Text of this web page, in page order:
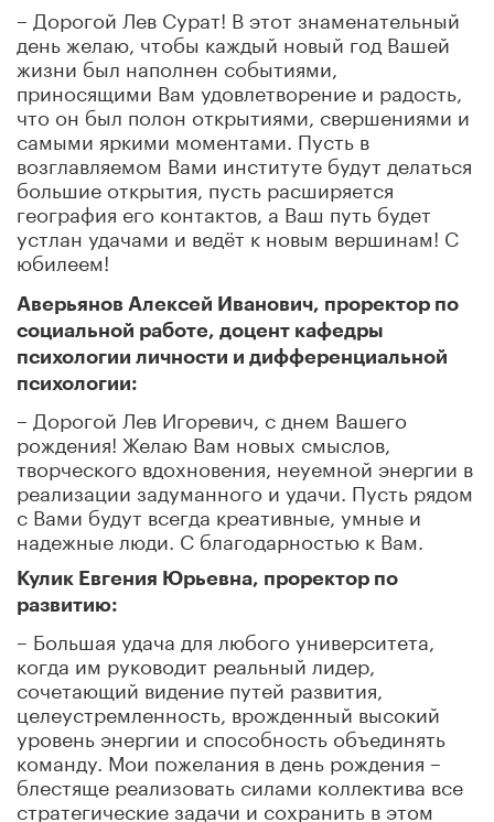
– Дорогой Лев Сурат! В этот знаменательный
день желаю, чтобы каждый новый год Вашей
жизни был наполнен событиями,
приносящими Вам удовлетворение и радость,
что он был полон открытиями, свершениями и
самыми яркими моментами. Пусть в
возглавляемом Вами институте будут делаться
большие открытия, пусть расширяется
география его контактов, а Ваш путь будет
устлан удачами и ведёт к новым вершинам! С
юбилеем!
Аверьянов Алексей Иванович, проректор по
социальной работе, доцент кафедры
психологии личности и дифференциальной
психологии:
– Дорогой Лев Игоревич, с днем Вашего
рождения! Желаю Вам новых смыслов,
творческого вдохновения, неуемной энергии в
реализации задуманного и удачи. Пусть рядом
с Вами будут всегда креативные, умные и
надежные люди. С благодарностью к Вам.
Кулик Евгения Юрьевна, проректор по
развитию:
– Большая удача для любого университета,
когда им руководит реальный лидер,
сочетающий видение путей развития,
целеустремленность, врожденный высокий
уровень энергии и способность объединять
команду. Мои пожелания в день рождения –
блестяще реализовать силами коллектива все
стратегические задачи и сохранить в этом